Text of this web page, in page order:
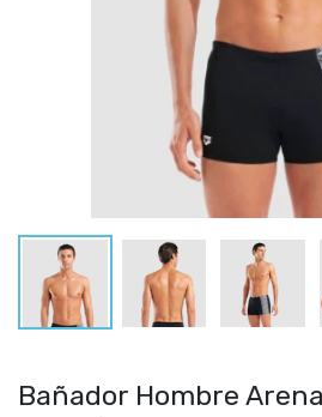
Bañador Hombre